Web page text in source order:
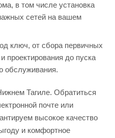
в том числе установка
сетей на вашем
ключ, от сбора первичных
проектирования до пуска
обслуживания.
Тагиле. Обратиться
почте или
высокое качество
и комфортное